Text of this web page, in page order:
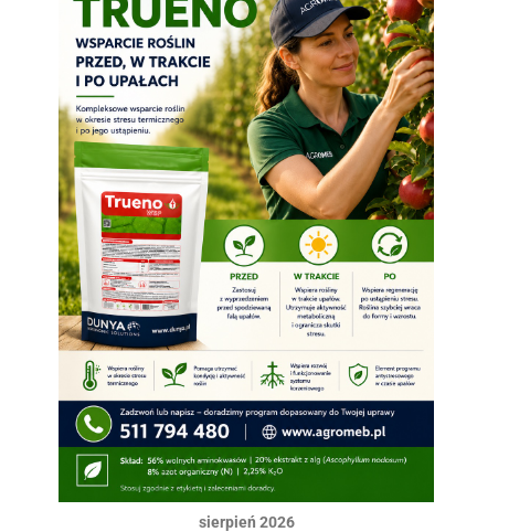
sierpień 2026